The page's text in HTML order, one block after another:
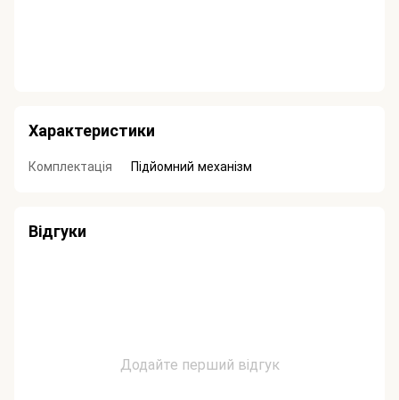
Характеристики
Комплектація Підйомний механізм
Відгуки
Додайте перший відгук